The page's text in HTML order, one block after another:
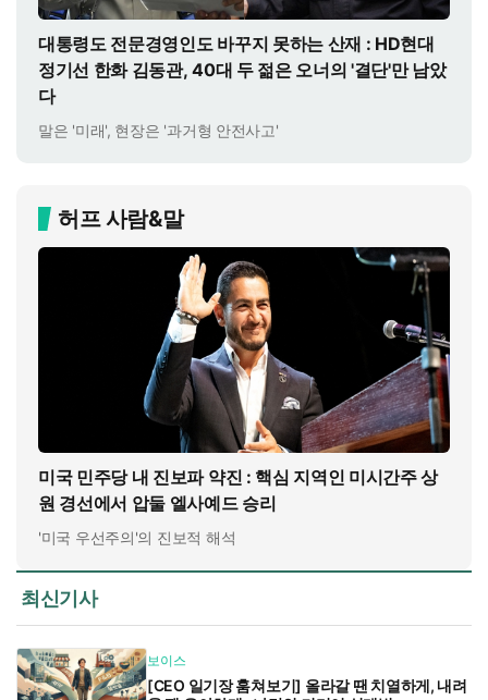
대통령도 전문경영인도 바꾸지 못하는 산재 : HD현대
정기선 한화 김동관, 40대 두 젊은 오너의 '결단'만 남았
다
말은 '미래', 현장은 '과거형 안전사고'
허프 사람&말
미국 민주당 내 진보파 약진 : 핵심 지역인 미시간주 상
원 경선에서 압둘 엘사예드 승리
'미국 우선주의'의 진보적 해석
최신기사
보이스
[CEO 일기장 훔쳐보기] 올라갈 땐 치열하게, 내려